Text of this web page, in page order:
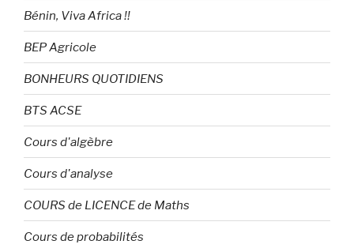
Bénin, Viva Africa !!
BEP Agricole
BONHEURS QUOTIDIENS
BTS ACSE
Cours d'algèbre
Cours d'analyse
COURS de LICENCE de Maths
Cours de probabilités